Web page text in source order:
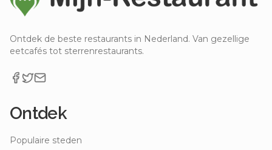
Ontdek de beste restaurants in Nederland. Van gezellige
eetcafés tot sterrenrestaurants.
Ontdek
Populaire steden